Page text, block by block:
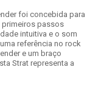
foi concebida para
primeiros passos
intuitiva e o som
referência no rock
e um braço
Strat representa a